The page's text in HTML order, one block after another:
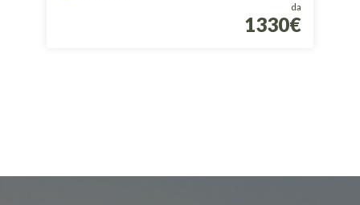
da
1330€